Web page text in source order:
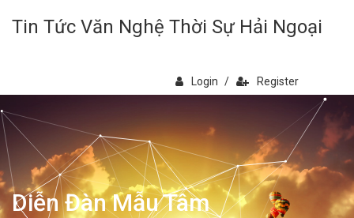
Tin Tức Văn Nghệ Thời Sự Hải Ngoại
Login / Register
Diễn Đàn Mẫu Tâm